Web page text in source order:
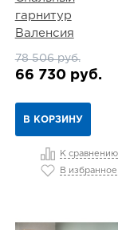
гарнитур
Валенсия
78 506 руб.
66 730 руб.
В КОРЗИНУ
К сравнению
В избранное